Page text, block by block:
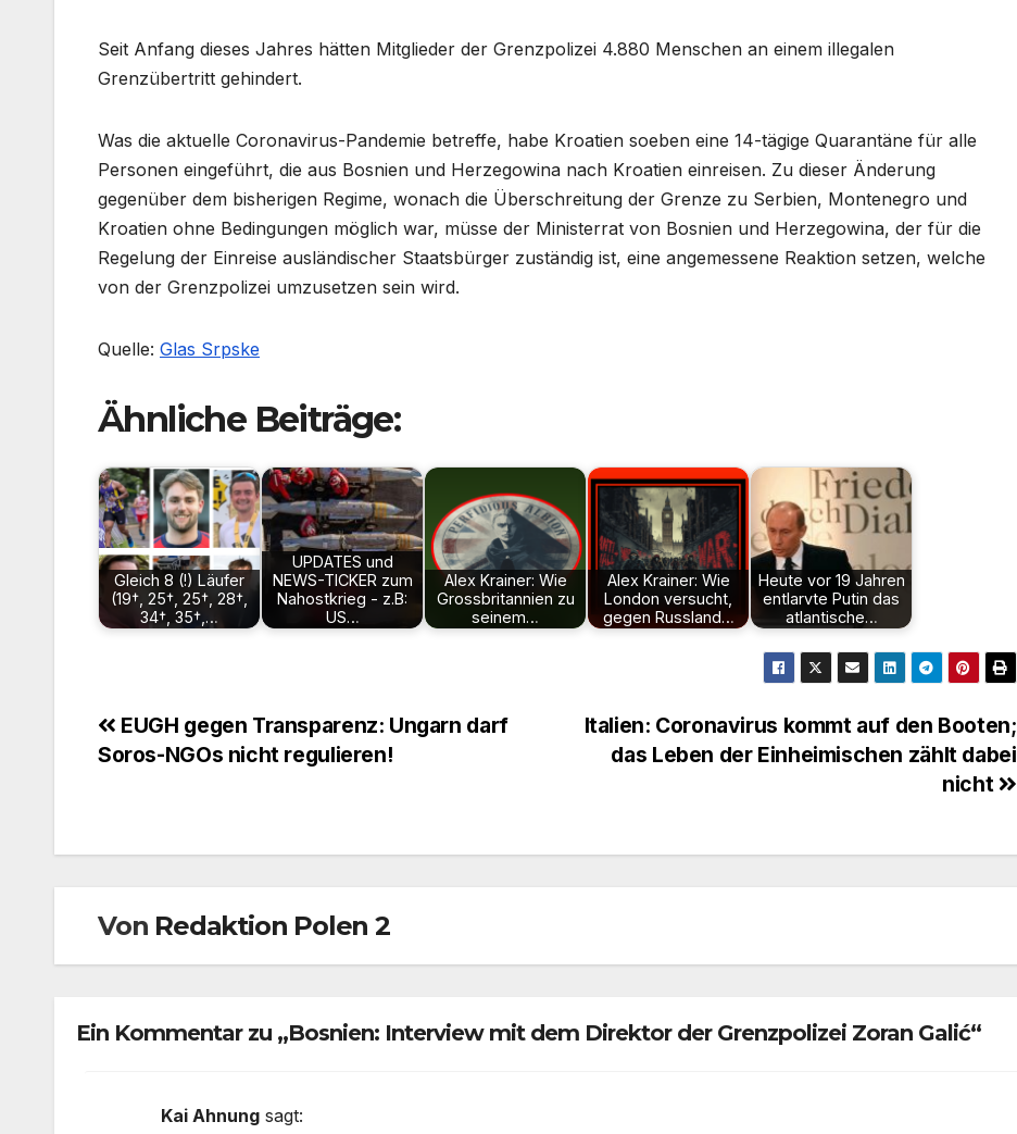
Seit Anfang dieses Jahres hätten Mitglieder der Grenzpolizei 4.880 Menschen an einem illegalen
Grenzübertritt gehindert.
Was die aktuelle Coronavirus-Pandemie betreffe, habe Kroatien soeben eine 14-tägige Quarantäne für alle
Personen eingeführt, die aus Bosnien und Herzegowina nach Kroatien einreisen. Zu dieser Änderung
gegenüber dem bisherigen Regime, wonach die Überschreitung der Grenze zu Serbien, Montenegro und
Kroatien ohne Bedingungen möglich war, müsse der Ministerrat von Bosnien und Herzegowina, der für die
Regelung der Einreise ausländischer Staatsbürger zuständig ist, eine angemessene Reaktion setzen, welche
von der Grenzpolizei umzusetzen sein wird.
Quelle: Glas Srpske
Ähnliche Beiträge:
Gleich 8 (!) Läufer
(19†, 25†, 25†, 28†,
34†, 35†,…
UPDATES und
NEWS-TICKER zum
Nahostkrieg - z.B:
US…
Alex Krainer: Wie
Grossbritannien zu
seinem…
Alex Krainer: Wie
London versucht,
gegen Russland…
Heute vor 19 Jahren
entlarvte Putin das
atlantische…
Beitragsnavigation
Italien: Coronavirus kommt auf den Booten;
das Leben der Einheimischen zählt dabei
nicht
EUGH gegen Transparenz: Ungarn darf
Soros-NGOs nicht regulieren!
Von Redaktion Polen 2
Ein Kommentar zu „Bosnien: Interview mit dem Direktor der Grenzpolizei Zoran Galić“
Kai Ahnung sagt: